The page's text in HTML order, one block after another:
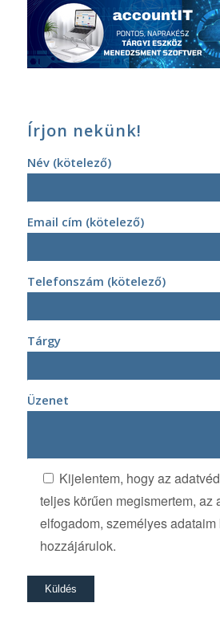
Írjon nekünk!
Név (kötelező)
Email cím (kötelező)
Telefonszám (kötelező)
Tárgy
Üzenet
Kijelentem, hogy az
teljes körűen megismertem, az
elfogadom, személyes
hozzájárulok.